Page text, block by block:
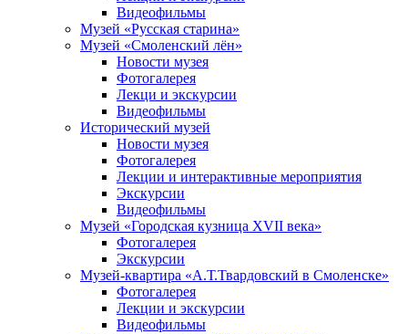
Видеофильмы
Музей «Русская старина»
Музей «Смоленский лён»
Новости музея
Фотогалерея
Лекци и экскурсии
Видеофильмы
Исторический музей
Новости музея
Фотогалерея
Лекции и интерактивные мероприятия
Экскурсии
Видеофильмы
Музей «Городская кузница XVII века»
Фотогалерея
Экскурсии
Музей-квартира «А.Т.Твардовский в Смоленске»
Фотогалерея
Лекции и экскурсии
Видеофильмы